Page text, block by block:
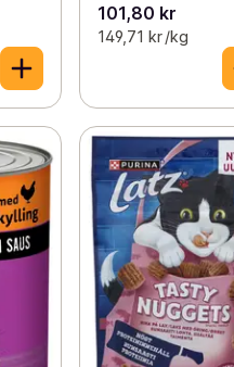
101,80 kr
149,71 kr /kg